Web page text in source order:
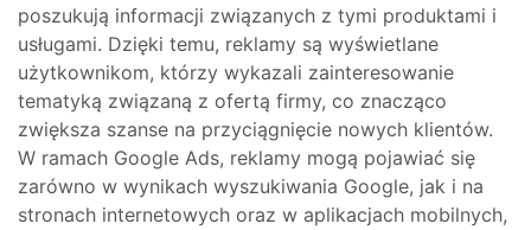
poszukują informacji związanych z tymi produktami i
usługami. Dzięki temu, reklamy są wyświetlane
użytkownikom, którzy wykazali zainteresowanie
tematyką związaną z ofertą firmy, co znacząco
zwiększa szanse na przyciągnięcie nowych klientów.
W ramach Google Ads, reklamy mogą pojawiać się
zarówno w wynikach wyszukiwania Google, jak i na
stronach internetowych oraz w aplikacjach mobilnych,